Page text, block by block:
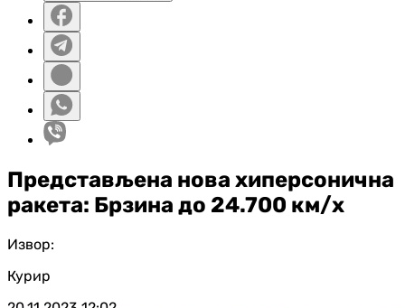
Представљена нова хиперсонична
ракета: Брзина до 24.700 км/х
Извор:
Курир